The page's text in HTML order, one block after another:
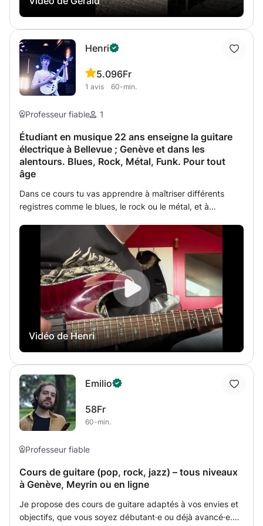
accords. Les cours se font soit chez vous soit à mon local
Henri
5.0
1 avis
96Fr
60-min.
Professeur fiable 1
Étudiant en musique 22 ans enseigne la guitare
électrique à Bellevue ; Genève et dans les
alentours. Blues, Rock, Métal, Funk. Pour tout
âge
Dans ce cours tu vas apprendre à maîtriser différents
registres comme le blues, le rock ou le métal, et à
notions pratiques et théoriques dans la technique de jeu
et dans l’improvisation. (La théorie et le solfège sont
facultatifs) J'offre des cours à votre domicile, vous êtes
également bienvenu pour prendre des cours chez moi
ainsi qu'en ligne ! Chaque cours est personnalisé en
fonction des besoins et envies de l’élève.
Vidéo de Henri
Emilio
58Fr
60-min.
Professeur fiable
Cours de guitare (pop, rock, jazz) – tous niveaux
à Genève, Meyrin ou en ligne
Je propose des cours de guitare adaptés à vos envies et
objectifs, que vous soyez débutant·e ou déjà avancé·e.